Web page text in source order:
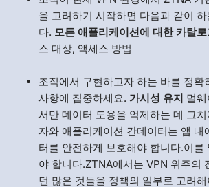
을 고려하기 시작하면 다음과 같이
다. 모든 애플리케이션에 대한 카탈
스 대상, 액세스 방법
조직에서 구현하고자 하는 바를 정확
사항에 집중하세요. 가시성 유지 멀
서만 데이터 도용을 억제하는 데 그
자와 애플리케이션 간데이터는 앱 내
터를 안전하게 보호해야 합니다.이를
야 합니다.ZTNA에서는 VPN 위주의
던 많은 것들을 정책의 일부로 고려